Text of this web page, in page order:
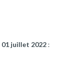
01 juillet 2022 :